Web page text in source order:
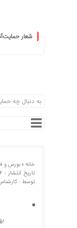
شعار
خانه »بورس و
تاریخ انتشار : 04 ژوئن 2026 - 14:23 |
توسط :